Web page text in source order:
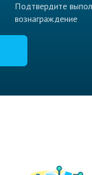
Подтвердите
вознаграждение